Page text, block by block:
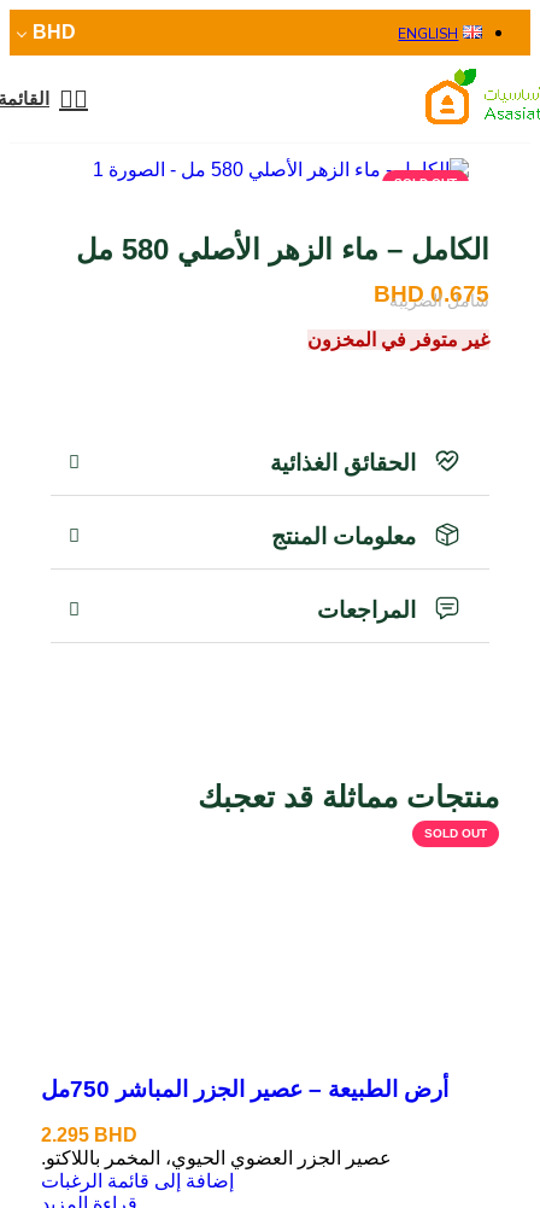
ENGLISH
BHD
SOLD OUT
الكامل – ماء الزهر الأصلي 580 مل
0.675
BHD
شامل الضريبة
غير متوفر في المخزون
الحقائق الغذائية
معلومات المنتج
المراجعات
منتجات مماثلة قد تعجبك
SOLD OUT
أرض الطبيعة – عصير الجزر المباشر 750مل
2.295 BHD
عصير الجزر العضوي الحيوي، المخمر باللاكتو.
إضافة إلى قائمة الرغبات